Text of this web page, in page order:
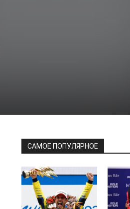
САМОЕ ПОПУЛЯРНОЕ